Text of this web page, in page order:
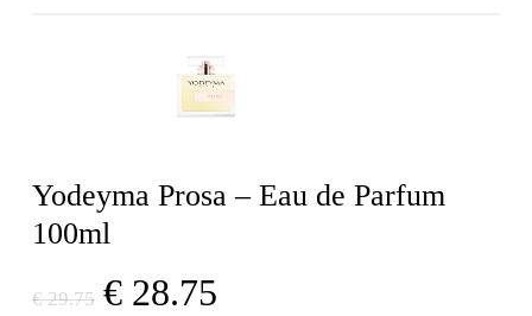
Yodeyma Prosa – Eau de Parfum
100ml
€29.75 Original
€28.75Current